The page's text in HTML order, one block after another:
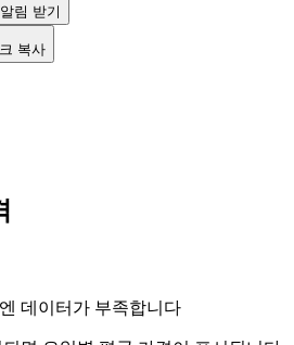
림 받기
복사
데이터가 부족합니다